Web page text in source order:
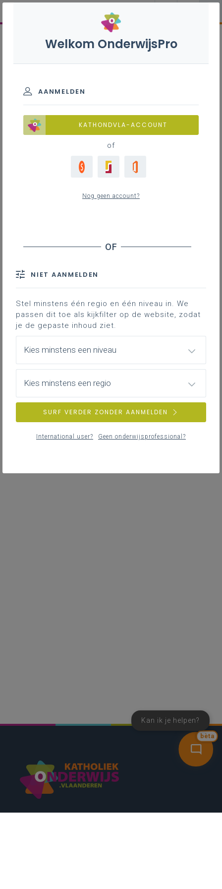
bèta
Kan ik je helpen?
Welkom OnderwijsPro
AANMELDEN
KATHONDVLA-ACCOUNT
of
Nog geen account?
NIET AANMELDEN
Stel minstens één regio en één niveau in. We
passen dit toe als kijkfilter op de website, zodat
je de gepaste inhoud ziet.
Kies minstens een niveau
Kies minstens een regio
SURF VERDER ZONDER AANMELDEN
International user? Geen onderwijsprofessional?